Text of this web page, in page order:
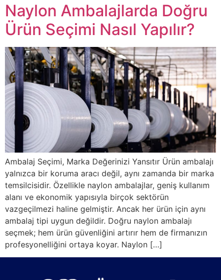
Naylon Ambalajlarda Doğru
Ürün Seçimi Nasıl Yapılır?
Ambalaj Seçimi, Marka Değerinizi Yansıtır Ürün ambalajı
yalnızca bir koruma aracı değil, aynı zamanda bir marka
temsilcisidir. Özellikle naylon ambalajlar, geniş kullanım
alanı ve ekonomik yapısıyla birçok sektörün
vazgeçilmezi haline gelmiştir. Ancak her ürün için aynı
ambalaj tipi uygun değildir. Doğru naylon ambalajı
seçmek; hem ürün güvenliğini artırır hem de firmanızın
profesyonelliğini ortaya koyar. Naylon […]